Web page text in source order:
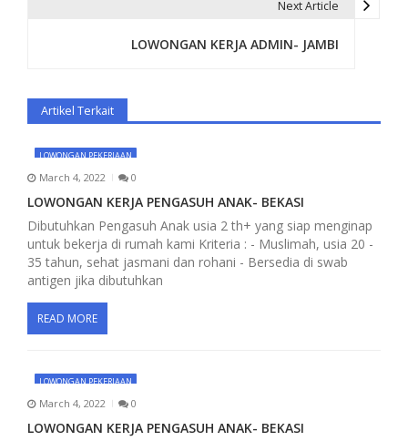
a
v
g
a
t
i
o
Next Article
LOWONGAN KERJA ADMIN- JAMBI
Artikel Terkait
LOWONGAN PEKERJAAN
March 4, 2022 0
LOWONGAN KERJA PENGASUH ANAK- BEKASI
Dibutuhkan Pengasuh Anak usia 2 th+ yang siap menginap
untuk bekerja di rumah kami Kriteria : - Muslimah, usia 20 -
35 tahun, sehat jasmani dan rohani - Bersedia di swab
antigen jika dibutuhkan
READ MORE
LOWONGAN PEKERJAAN
March 4, 2022 0
LOWONGAN KERJA PENGASUH ANAK- BEKASI